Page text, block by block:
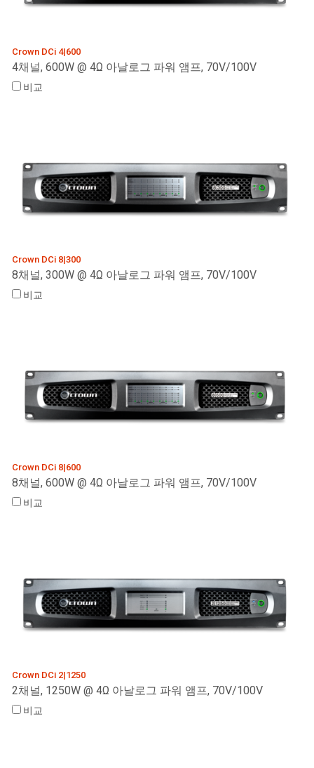
Crown DCi 4|600
4채널, 600W @ 4Ω 아날로그 파워 앰프, 70V/100V
비교
Crown DCi 8|300
8채널, 300W @ 4Ω 아날로그 파워 앰프, 70V/100V
비교
Crown DCi 8|600
8채널, 600W @ 4Ω 아날로그 파워 앰프, 70V/100V
비교
Crown DCi 2|1250
2채널, 1250W @ 4Ω 아날로그 파워 앰프, 70V/100V
비교